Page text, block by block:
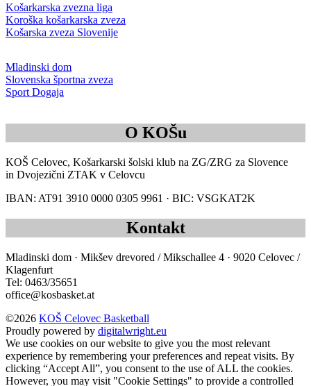
Košarkarska zvezna liga
Koroška košarkarska zveza
Košarska zveza Slovenije
Mladinski dom
Slovenska športna zveza
Sport Dogaja
O KOŠu
KOŠ Celovec, Košarkarski šolski klub na ZG/ZRG za Slovence
in Dvojezični ZTAK v Celovcu
IBAN: AT91 3910 0000 0305 9961 · BIC: VSGKAT2K
Kontakt
Mladinski dom · Mikšev drevored / Mikschallee 4 · 9020 Celovec /
Klagenfurt
Tel: 0463/35651
office@kosbasket.at
©2026 KOŠ Celovec Basketball
Proudly powered by digitalwright.eu
We use cookies on our website to give you the most relevant
experience by remembering your preferences and repeat visits. By
clicking “Accept All”, you consent to the use of ALL the cookies.
However, you may visit "Cookie Settings" to provide a controlled